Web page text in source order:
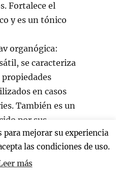
Fortalece el
y es un tónico
organógica:
se caracteriza
en casos
También es un
por sus
y antifatiga.
Puede
aceite esencial
para mejorar su experiencia
las condiciones de uso.
más